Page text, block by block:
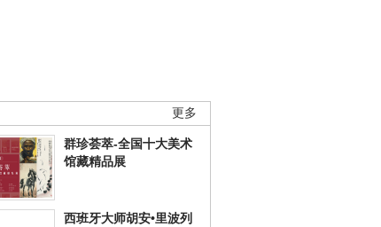
更多
群珍荟萃-全国十大美术
馆藏精品展
西班牙大师胡安•里波列